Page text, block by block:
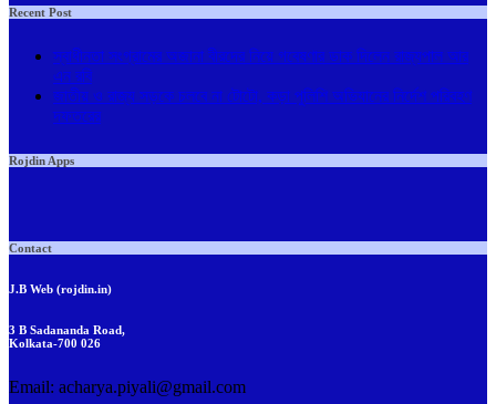
Recent Post
স্বাধীনতা সংগ্রামের অজানা বীরদের নিয়ে গবেষণার ডাক দিলেন রাজ্যপাল আর
এন রবি
জাতীয় ও রাজ্য সড়কে চলবে না টোটো, কড়া পুলিশি অভিযানের নির্দেশ পরিবহণ
দফতরের
Rojdin Apps
Contact
J.B Web (rojdin.in)
3 B Sadananda Road,
Kolkata-700 026
Email: acharya.piyali@gmail.com